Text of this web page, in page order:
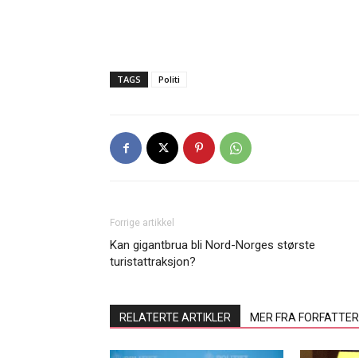
TAGS Politi
Forrige artikkel
Kan gigantbrua bli Nord-Norges største
turistattraksjon?
RELATERTE ARTIKLER MER FRA FORFATTER